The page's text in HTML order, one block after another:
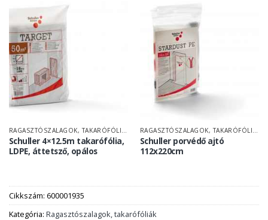
RAGASZTÓSZALAGOK, TAKARÓFÓLIÁK
Schuller 4×12.5m takarófólia,
LDPE, áttetsző, opálos
RAGASZTÓSZALAGOK, TAKARÓFÓLIÁK
Schuller porvédő ajtó
112x220cm
Cikkszám: 600001935
Kategória: Ragasztószalagok, takarófóliák